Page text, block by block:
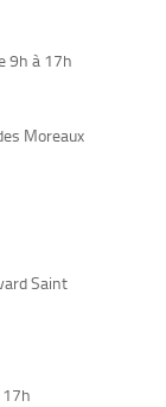
9h à 17h
Moreaux
Saint